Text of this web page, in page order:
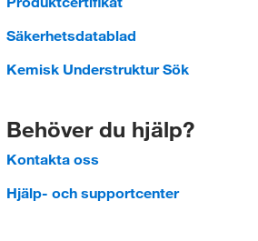
Säkerhetsdatablad
Kemisk Understruktur Sök
Behöver du hjälp?
Kontakta oss
Hjälp- och supportcenter